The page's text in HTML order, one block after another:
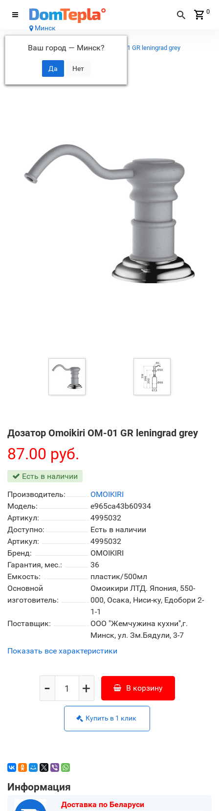
Минск
Ваш город — Минск?
Каталог
0
Дозаторы Дозатор Omoikiri OM-01 GR leningrad grey
Дозатор Omoikiri OM-01 GR leningrad grey
87.00 руб.
Есть в наличии
Производитель:
OMOIKIRI
Модель:
e965ca43b60934
Артикул:
4995032
Доступно:
Есть в наличии
Артикул:
4995032
Бренд:
OMOIKIRI
Гарантия, мес.:
36
Емкость:
пластик/500мл
Основной
изготовитель:
Омоикири ЛТД. Япония, 550-
000, Осака, Ниси-ку, Едобори 2-
1-1
Поставщик:
ООО "Жемчужина кухни",г.
Минск, ул. Зм.Бядули, 3-7
Показать все характеристики
+
- В корзину
Купить в 1 клик
Информация
Доставка по Беларуси